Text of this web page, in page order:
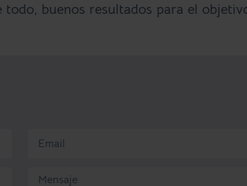
buenos resultados para el